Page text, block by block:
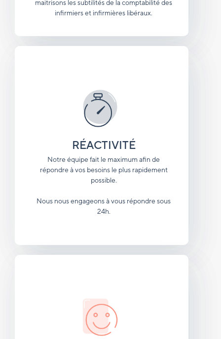
maitrisons les subtilités de la comptabilité des
infirmiers et infirmières libéraux.
RÉACTIVITÉ
Notre équipe fait le maximum afin de
répondre à vos besoins le plus rapidement
possible.
Nous nous engageons à vous répondre sous
24h.